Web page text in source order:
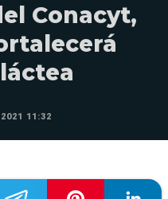
Conacyt,
11:32